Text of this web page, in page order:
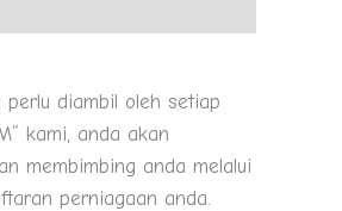
perlu diambil oleh setiap
kami, anda akan
membimbing anda melalui
perniagaan anda.